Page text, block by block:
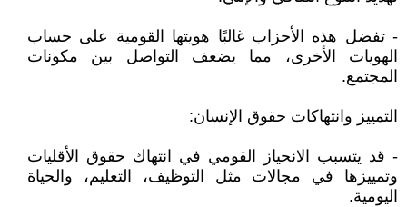
- تفضل هذه الأحزاب غالبًا هويتها القومية على حساب
الهويات الأخرى، مما يضعف التواصل بين مكونات
المجتمع.
التمييز وانتهاكات حقوق الإنسان:
- قد يتسبب الانحياز القومي في انتهاك حقوق الأقليات
وتمييزها في مجالات مثل التوظيف، التعليم، والحياة
اليومية.